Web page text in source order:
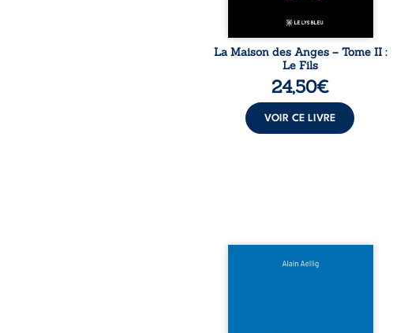
La Maison des Anges – Tome II :
Le Fils
24,50€
VOIR CE LIVRE
Et si le naufrage n’avait pas